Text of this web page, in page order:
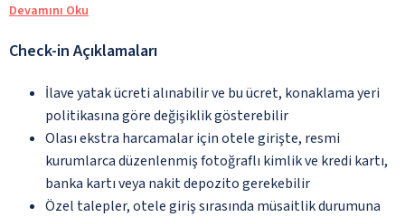
Devamını Oku
Check-in Açıklamaları
İlave yatak ücreti alınabilir ve bu ücret, konaklama yeri
politikasına göre değişiklik gösterebilir
Olası ekstra harcamalar için otele girişte, resmi
kurumlarca düzenlenmiş fotoğraflı kimlik ve kredi kartı,
banka kartı veya nakit depozito gerekebilir
Özel talepler, otele giriş sırasında müsaitlik durumuna